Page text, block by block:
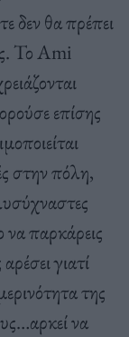
δεν θα πρέπει
Το Ami
επίσης
στην πόλη,
να παρκάρεις
γιατί
της
να